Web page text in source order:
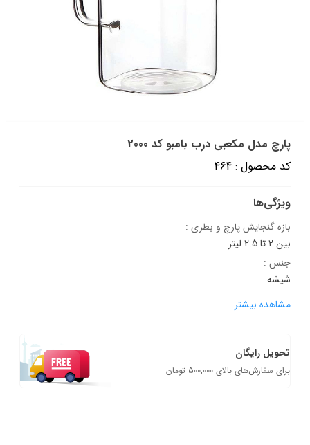
پارچ مدل مکعبی درب بامبو کد 2000
کد محصول : 464
ویژگی‌ها
بازه گنجایش پارچ و بطری :
بین 2 تا 2.5 لیتر
جنس :
شیشه
مشاهده بیشتر
تحویل رایگان
برای سفارش‌های بالای 500,000 تومان